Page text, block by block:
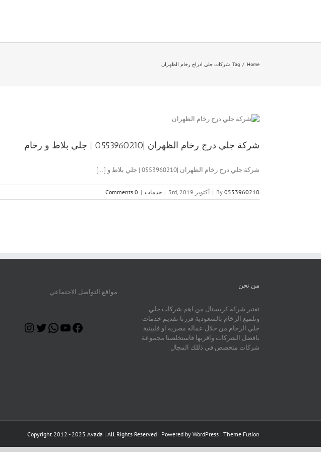
Home
/
Tag: شركات جلي ادراج رخام الظهران
شركة جلي درج رخام الظهران |0553960210 | جلي بلاط و رخام
شركة جلي درج رخام الظهران |0553960210 | جلي بلاط و [...]
By 0553960210
| أكتوبر 3rd, 2019 | خدمات |
0 Comments
من نحن
تعتبر شركة كريستال من اهم شركات جلي
وتلميع الرخام بالسعودية قررنا تقديم خدمات
جلي الرخام من خلال عماله مصريه او فلبينية
بافضل الشركات واقربها فاستخلصنا مجموعة
شركات متخصص في ذللك المجال
مواقع التواصل الاجتماعي
Facebook
YouTube
WhatsApp
Twitter
Copyright 2012 - 2023 Avada | All Rights Reserved | Powered by WordPress | Theme Fusion